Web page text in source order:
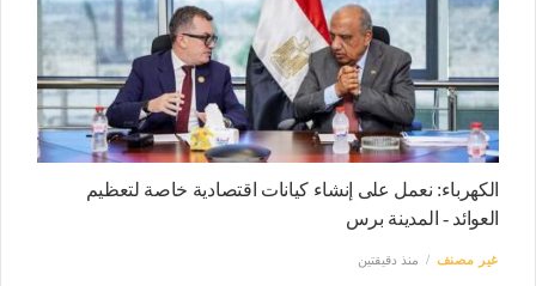
الكهرباء: نعمل على إنشاء كيانات اقتصادية خاصة لتعظيم
العوائد - المدينة برس
غير مصنف منذ دقيقتين